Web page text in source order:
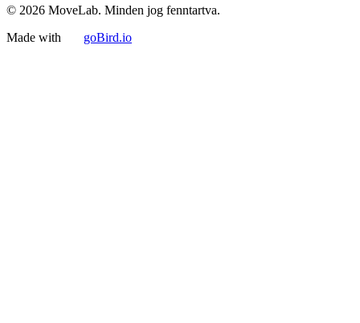
© 2026 MoveLab. Minden jog fenntartva.
Made with
goBird.io